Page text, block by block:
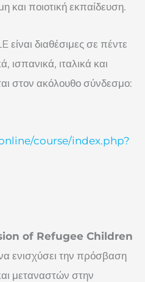
και ποιοτική εκπαίδευση.
είναι διαθέσιμες σε πέντε
ισπανικά, ιταλικά και
στον ακόλουθο σύνδεσμο:
course/index.php?
of Refugee Children
ενισχύσει την πρόσβαση
μεταναστών στην